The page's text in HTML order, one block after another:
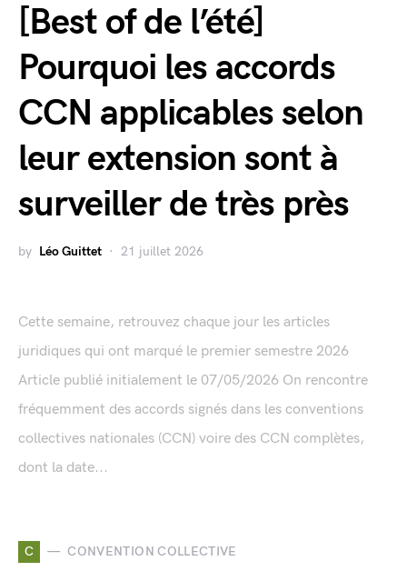
[Best of de l’été]
Pourquoi les accords
CCN applicables selon
leur extension sont à
surveiller de très près
by Léo Guittet 21 juillet 2026
Cette semaine, retrouvez chaque jour les articles
juridiques qui ont marqué le premier semestre 2026
Article publié initialement le 07/05/2026 On rencontre
fréquemment des accords signés dans les conventions
collectives nationales (CCN) voire des CCN complètes,
dont la date...
C CONVENTION COLLECTIVE